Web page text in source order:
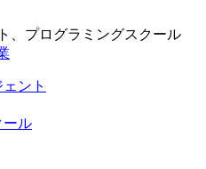
、プログラミングスクール
ント
ール